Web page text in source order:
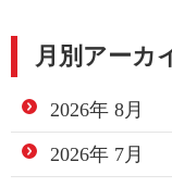
月別アーカ
2026年 8月
2026年 7月